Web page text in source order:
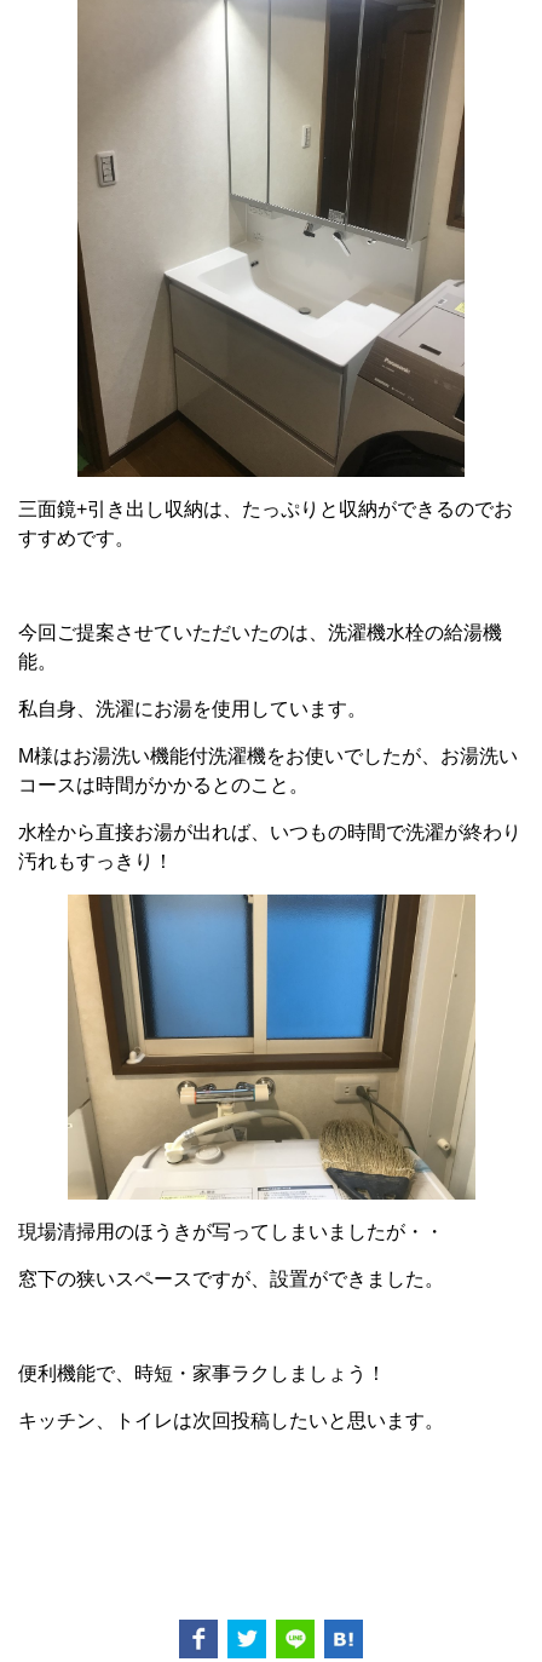
三面鏡+引き出し収納は、たっぷりと収納ができるのでお
すすめです。
今回ご提案させていただいたのは、洗濯機水栓の給湯機
能。
私自身、洗濯にお湯を使用しています。
M様はお湯洗い機能付洗濯機をお使いでしたが、お湯洗い
コースは時間がかかるとのこと。
水栓から直接お湯が出れば、いつもの時間で洗濯が終わり
汚れもすっきり！
現場清掃用のほうきが写ってしまいましたが・・
窓下の狭いスペースですが、設置ができました。
便利機能で、時短・家事ラクしましょう！
キッチン、トイレは次回投稿したいと思います。